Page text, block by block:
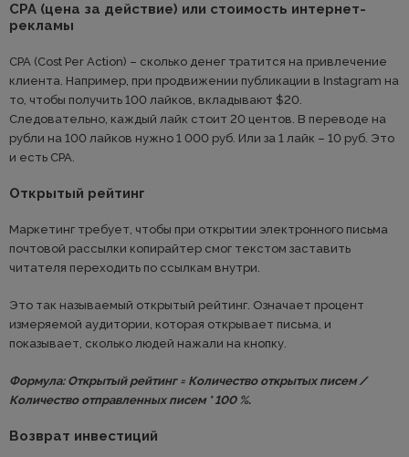
СРА (цена за действие) или стоимость интернет-
рекламы
СРА (Cost Per Action) – сколько денег тратится на привлечение
клиента. Например, при продвижении публикации в Instagram на
то, чтобы получить 100 лайков, вкладывают $20.
Следовательно, каждый лайк стоит 20 центов. В переводе на
рубли на 100 лайков нужно 1 000 руб. Или за 1 лайк – 10 руб. Это
и есть СРА.
Открытый рейтинг
Маркетинг требует, чтобы при открытии электронного письма
почтовой рассылки копирайтер смог текстом заставить
читателя переходить по ссылкам внутри.
Это так называемый открытый рейтинг. Означает процент
измеряемой аудитории, которая открывает письма, и
показывает, сколько людей нажали на кнопку.
Формула: Открытый рейтинг = Количество открытых писем /
Количество отправленных писем * 100 %.
Возврат инвестиций